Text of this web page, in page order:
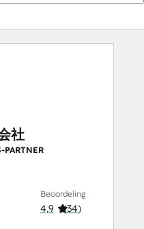
社
PARTNER
Beoordeling
4,9 (34)